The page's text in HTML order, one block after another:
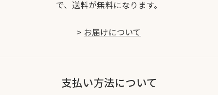
で、送料が無料になります。
> お届けについて
支払い方法について